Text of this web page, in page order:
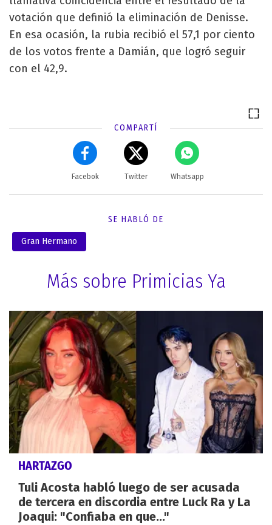
votación que definió la eliminación de Denisse.
En esa ocasión, la rubia recibió el 57,1 por ciento
de los votos frente a Damián, que logró seguir
con el 42,9.
COMPARTÍ
Facebok Twitter Whatsapp
SE HABLÓ DE
Gran Hermano
Más sobre Primicias Ya
HARTAZGO
Tuli Acosta habló luego de ser acusada
de tercera en discordia entre Luck Ra y La
Joaqui: "Confiaba en que..."